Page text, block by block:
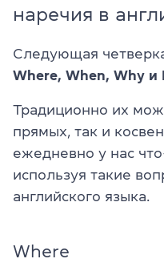
наречия в
Следующая
Where, When, Why и
Традиционно их
прямых, так и
ежедневно у нас
используя такие
английского языка.
Where